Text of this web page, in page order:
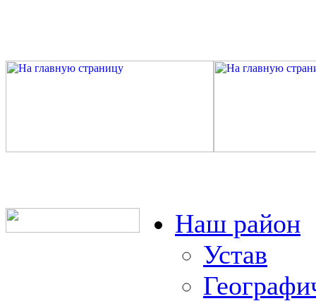
Наш район
Устав